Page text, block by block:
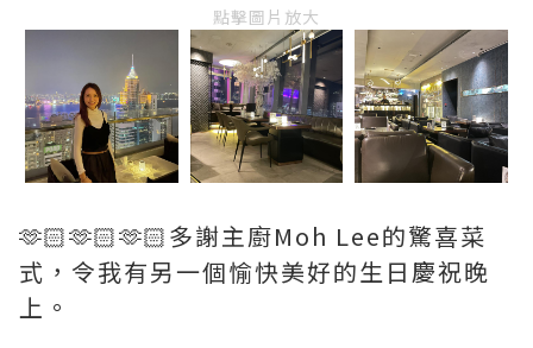
點擊圖片放大
🫶🏻🫶🏻🫶🏻多謝主廚Moh Lee的驚喜菜
式，令我有另一個愉快美好的生日慶祝晚
上。